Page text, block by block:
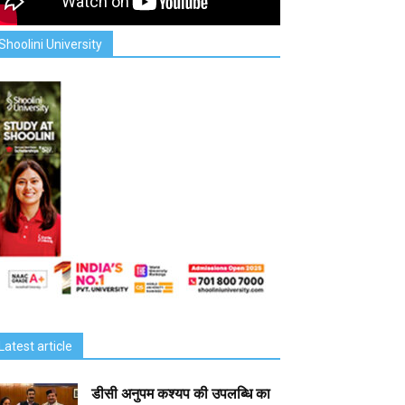
University
article
डीसी अनुपम कश्यप की उपलब्धि का